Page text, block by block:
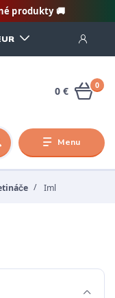
produkty 🚚
Menu
0
0 €
Iml